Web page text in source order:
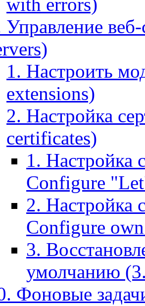
Управление
1. Настроить
extensions)
2. Настройка
certificates)
1. Настройка
Configure
2. Настройка
Configure
3.
умолчанию
Фоновые